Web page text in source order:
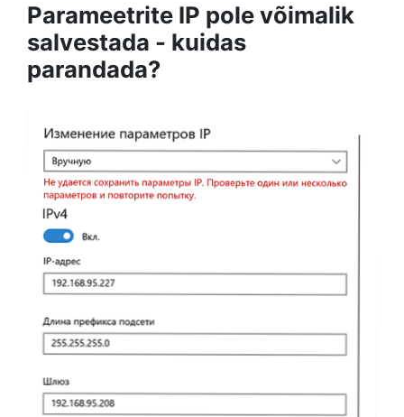
Parameetrite IP pole võimalik
salvestada - kuidas
parandada?